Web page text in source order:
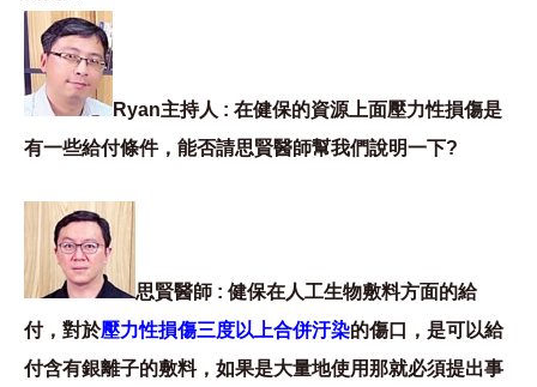
Ryan主持人 : 在健保的資源上面壓力性損傷是
有一些給付條件，能否請思賢醫師幫我們說明一下?
思賢醫師 : 健保在人工生物敷料方面的給
付，對於壓力性損傷三度以上合併汙染的傷口，是可以給
付含有銀離子的敷料，如果是大量地使用那就必須提出事